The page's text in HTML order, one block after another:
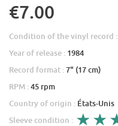
€7.00
Condition of the vinyl record :
Year of release : 1984
Record format :7" (17 cm)
RPM :45 rpm
Country of origin : États-Unis
Sleeve condition :